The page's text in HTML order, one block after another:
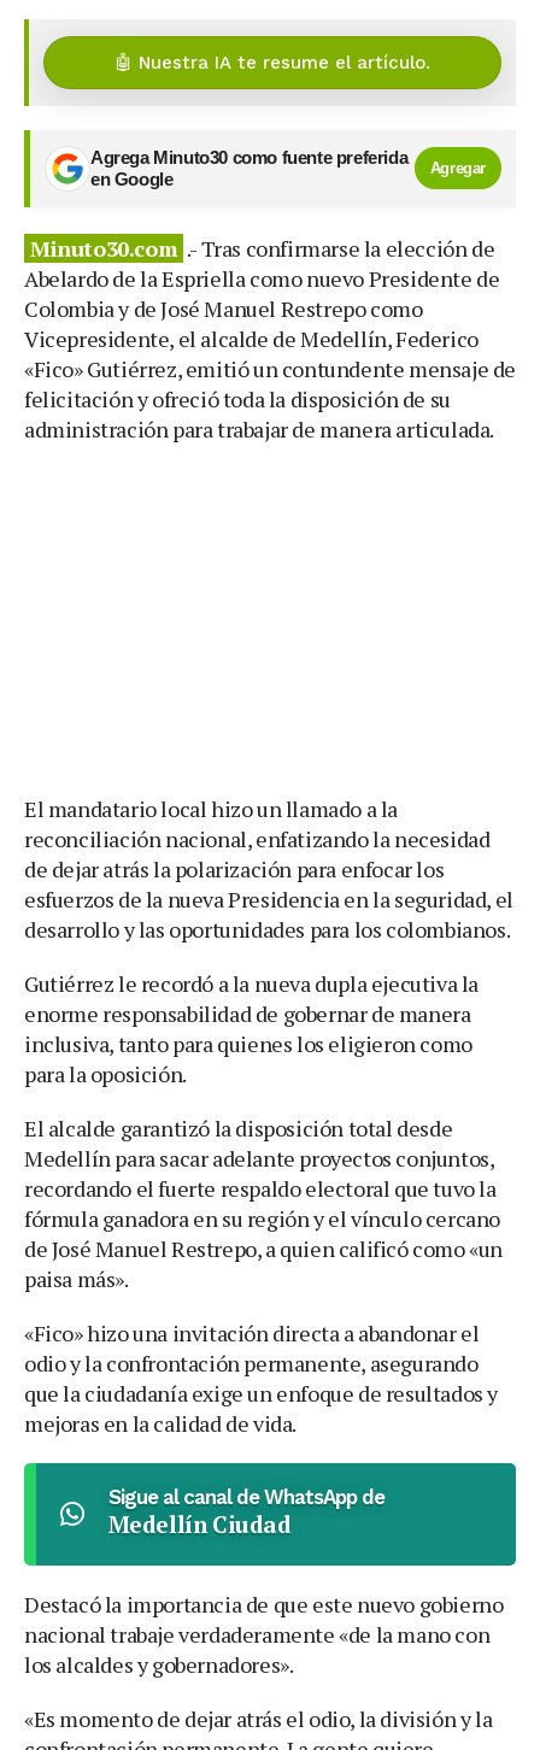
🤖 Nuestra IA te resume el artículo.
Agrega Minuto30 como fuente preferida
en Google
Agregar
Minuto30.com .- Tras confirmarse la elección de
Abelardo de la Espriella como nuevo Presidente de
Colombia y de José Manuel Restrepo como
Vicepresidente, el alcalde de Medellín, Federico
«Fico» Gutiérrez, emitió un contundente mensaje de
felicitación y ofreció toda la disposición de su
administración para trabajar de manera articulada.
El mandatario local hizo un llamado a la
reconciliación nacional, enfatizando la necesidad
de dejar atrás la polarización para enfocar los
esfuerzos de la nueva Presidencia en la seguridad, el
desarrollo y las oportunidades para los colombianos.
Gutiérrez le recordó a la nueva dupla ejecutiva la
enorme responsabilidad de gobernar de manera
inclusiva, tanto para quienes los eligieron como
para la oposición.
El alcalde garantizó la disposición total desde
Medellín para sacar adelante proyectos conjuntos,
recordando el fuerte respaldo electoral que tuvo la
fórmula ganadora en su región y el vínculo cercano
de José Manuel Restrepo, a quien calificó como «un
paisa más».
«Fico» hizo una invitación directa a abandonar el
odio y la confrontación permanente, asegurando
que la ciudadanía exige un enfoque de resultados y
mejoras en la calidad de vida.
Sigue al canal de WhatsApp de
Medellín Ciudad
Destacó la importancia de que este nuevo gobierno
nacional trabaje verdaderamente «de la mano con
los alcaldes y gobernadores».
«Es momento de dejar atrás el odio, la división y la